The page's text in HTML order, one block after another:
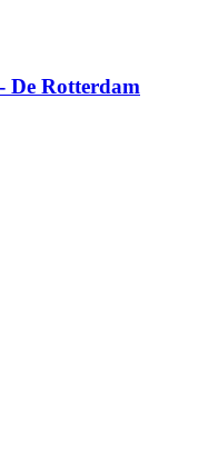
De Rotterdam